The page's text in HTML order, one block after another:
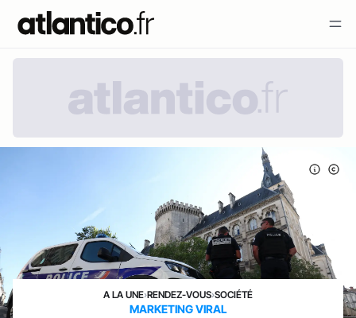
A LA UNE›RENDEZ-VOUS›SOCIÉTÉ
MARKETING VIRAL